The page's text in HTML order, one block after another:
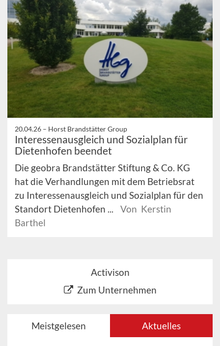
20.04.26 – Horst Brandstätter Group
Interessenausgleich und Sozialplan für
Dietenhofen beendet
Die geobra Brandstätter Stiftung & Co. KG
hat die Verhandlungen mit dem Betriebsrat
zu Interessenausgleich und Sozialplan für den
Standort Dietenhofen ...
Von Kerstin
Barthel
Activison
Zum Unternehmen
Meistgelesen Aktuelles